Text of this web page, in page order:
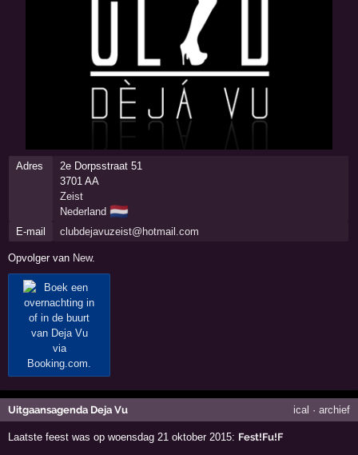
Adres
2e Dorpsstraat 51
3701 AA
Zeist
Nederland 🇳🇱
E-mail clubdejavuzeist@hotmail.com
Opvolger van New.
Uitgaansagenda Deja Vu ical · archief
Laatste feest was op woensdag 21 oktober 2015: Fest!Fu!F